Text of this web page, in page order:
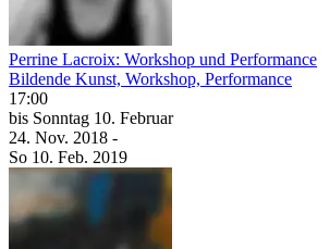
Perrine Lacroix: Workshop und Performance
Bildende Kunst, Workshop, Performance
17:00
bis Sonntag 10. Februar
24. Nov. 2018 -
So 10. Feb. 2019